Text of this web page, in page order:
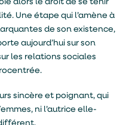
alors le droit de se tenir
Une étape qui l’amène à
de son existence,
aujourd’hui sur son
les relations sociales
sincère et poignant, qui
ni l’autrice elle-